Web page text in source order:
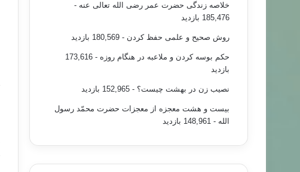
خلاصه زندگی حضرت عمر رضی الله تعالی عنه -
185,476 بازدید
روش صحیح و علمی حفظ کردن - 180,569 بازدید
حکم بوسه کردن و ملاعبه در هنگام روزه
- 173,616
بازدید
نصیب زن در بهشت چیست؟ - 152,965 بازدید
بیست و هشت معجزه از معجزات حضرت محمّد رسول
الله - 148,961 بازدید